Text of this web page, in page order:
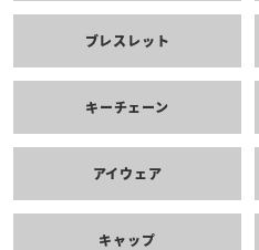
ブレスレット
キーチェーン
アイウェア
キャップ